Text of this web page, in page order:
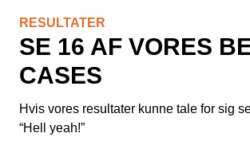
RESULTATER
SE 16 AF VORES
CASES
Hvis vores resultater kunne tale for sig
“Hell yeah!”